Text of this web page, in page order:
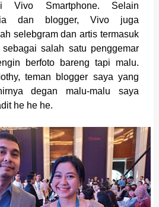
Vivo Smartphone. Selain
dan blogger, Vivo juga
selebgram dan artis termasuk
salah satu penggemar
berfoto bareng tapi malu.
teman blogger saya yang
degan malu-malu saya
he he he.